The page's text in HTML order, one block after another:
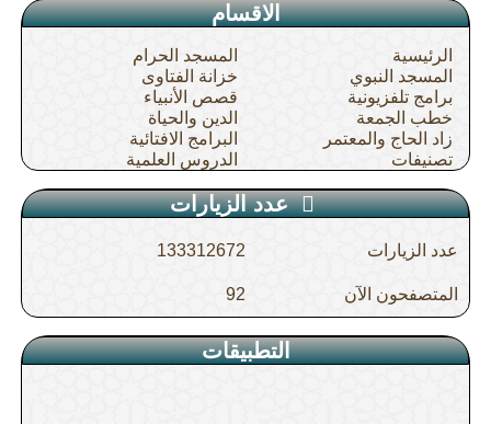
الاقسام
الرئيسية
المسجد الحرام
المسجد النبوي
خزانة الفتاوى
برامج تلفزيونية
قصص الأنبياء
خطب الجمعة
الدين والحياة
زاد الحاج والمعتمر
البرامج الافتائية
تصنيفات
الدروس العلمية
عدد الزيارات
عدد الزيارات 133312672
المتصفحون الآن 92
التطبيقات